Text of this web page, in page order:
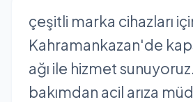
çeşitli marka cihazları
Kahramankazan'de
ağı ile hizmet
bakımdan acil arıza